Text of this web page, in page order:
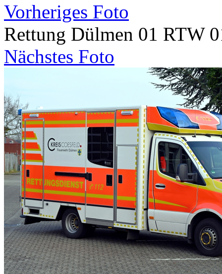
Vorheriges Foto
Rettung Dülmen 01 RTW
Nächstes Foto